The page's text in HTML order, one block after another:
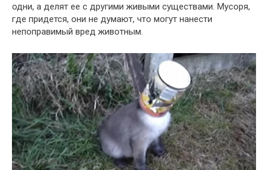
одни, а делят ее с другими живыми существами. Мусоря,
где придется, они не думают, что могут нанести
непоправимый вред животным.